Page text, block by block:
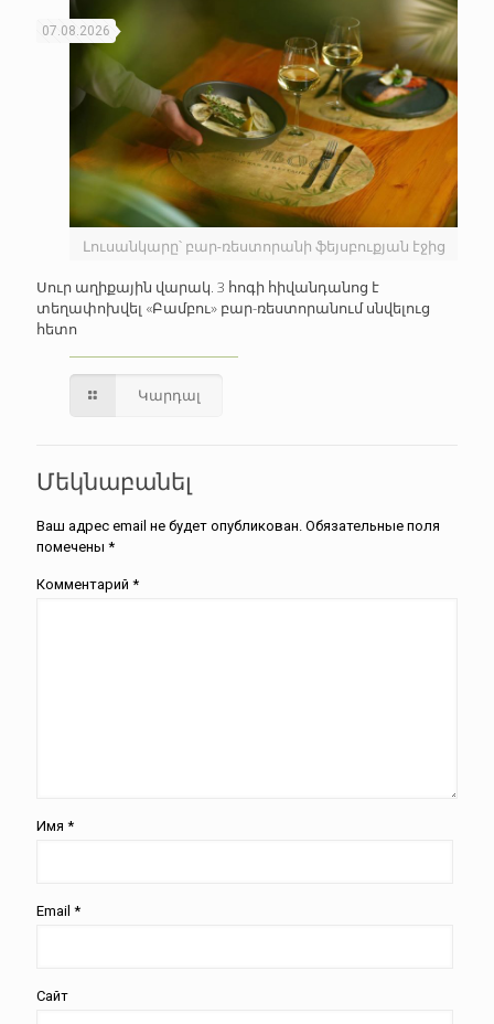
Լուսանկարը՝ բար-ռեստորանի ֆեյսբուքյան էջից
07.08.2026
Սուր աղիքային վարակ. 3 հոգի հիվանդանոց է
տեղափոխվել «Բամբու» բար-ռեստորանում սնվելուց
հետո
Կարդալ
Մեկնաբանել
Ваш адрес email не будет опубликован. Обязательные поля
помечены *
Комментарий *
Имя *
Email *
Сайт